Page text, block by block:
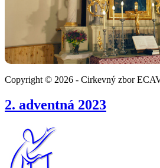
Copyright © 2026 - Cirkevný zbor
2. adventná 2023